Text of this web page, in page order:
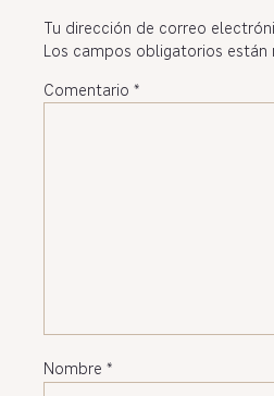
Tu dirección de correo
Los campos obligatorios están
Comentario *
Nombre *